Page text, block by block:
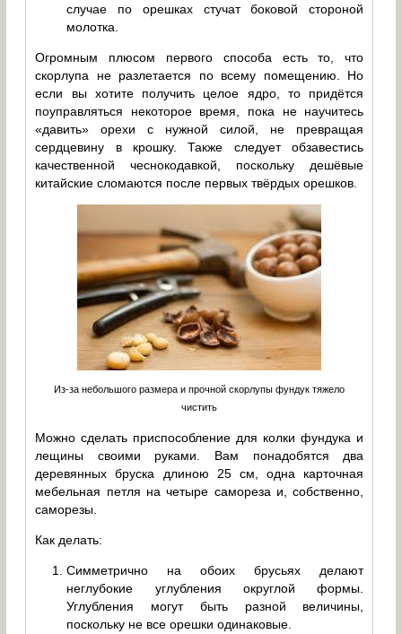
случае по орешках стучат боковой стороной
молотка.
Огромным плюсом первого способа есть то, что
скорлупа не разлетается по всему помещению. Но
если вы хотите получить целое ядро, то придётся
поуправляться некоторое время, пока не научитесь
«давить» орехи с нужной силой, не превращая
сердцевину в крошку. Также следует обзавестись
качественной чеснокодавкой, поскольку дешёвые
китайские сломаются после первых твёрдых орешков.
Из-за небольшого размера и прочной скорлупы фундук тяжело
чистить
Можно сделать приспособление для колки фундука и
лещины своими руками. Вам понадобятся два
деревянных бруска длиною 25 см, одна карточная
мебельная петля на четыре самореза и, собственно,
саморезы.
Как делать:
Симметрично на обоих брусьях делают
неглубокие углубления округлой формы.
Углубления могут быть разной величины,
поскольку не все орешки одинаковые.